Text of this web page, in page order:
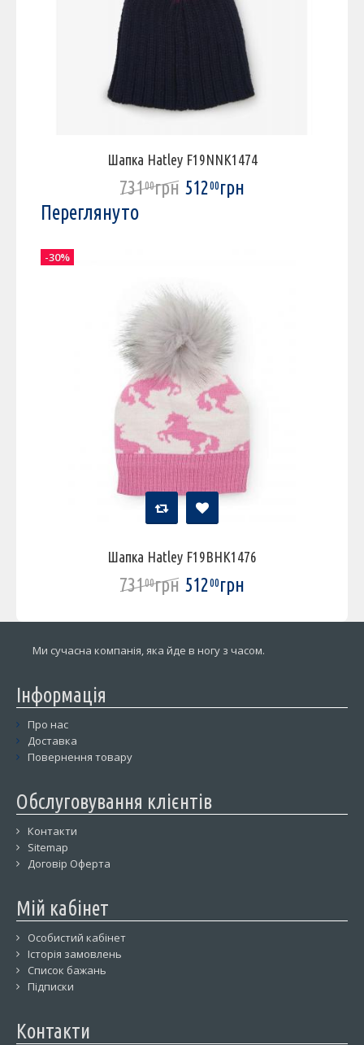
Шапка Hatley F19NNK1474
73100грн 51200грн
Переглянуто
Шапка Hatley F19BHK1476
73100грн 51200грн
-30%
Ми сучасна компанія, яка йде в ногу з часом.
Інформація
Про нас
Доставка
Повернення товару
Обслуговування клієнтів
Контакти
Sitemap
Договір Оферта
Мій кабінет
Особистий кабінет
Історія замовлень
Список бажань
Підписки
Контакти